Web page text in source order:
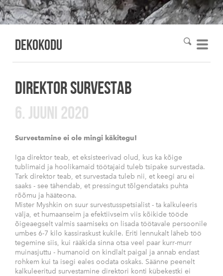
DEKOkodu
DIREKTOR SURVESTAB
6. JUUNI 2020
Survestamine ei ole mingi käkitegu!
Iga direktor teab, et eksisteerivad olud, kus ka kõige
tublimaid ja hoolikamaid töötajaid tuleb tsipake survestada.
Tark direktor teab, et survestada tuleb nii, et keegi aru ei
saaks - see tähendab, et pressingut tõlgendataks puhta
rõõmu ja hääteona.
Mister Myshkin on suur survestusspetsialist - ta kalkuleeris
välja, et humaanseim ja efektiivseim viis kõikide tööde
õigeaegselt valmis saamiseks on lisada töötavale persoonile
umbes 6-7 kilo kassiraskust kukile. Eriti lennukalt läheb töö
tegemine siis, kui rääkida sinna otsa veel paar kurr-murr
muinasjuttu - humanoid on kindlalt paigal ja annab endast
rohkem kui ta isegi eales oodata oskaks. Säänne peenelt
kalkuleeritud survestamine direktori konti kübekestki ei